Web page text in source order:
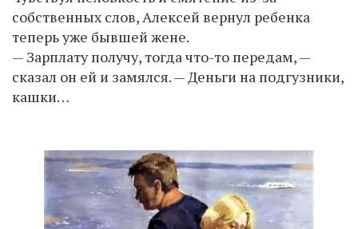
собственных слов, Алексей вернул ребенка
теперь уже бывшей жене.
— Зарплату получу, тогда что-то передам, —
сказал он ей и замялся. — Деньги на подгузники,
кашки…